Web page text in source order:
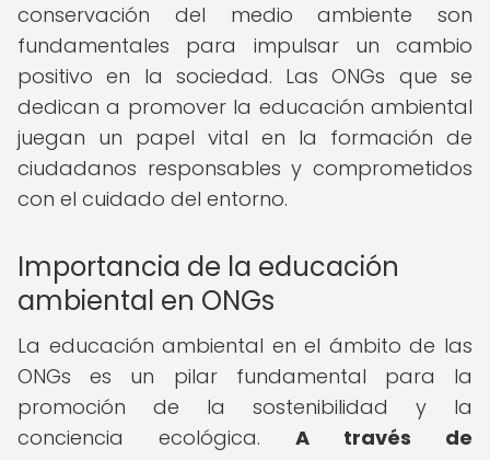
conservación del medio ambiente son
fundamentales para impulsar un cambio
positivo en la sociedad. Las ONGs que se
dedican a promover la educación ambiental
juegan un papel vital en la formación de
ciudadanos responsables y comprometidos
con el cuidado del entorno.
Importancia de la educación
ambiental en ONGs
La educación ambiental en el ámbito de las
ONGs es un pilar fundamental para la
promoción de la sostenibilidad y la
conciencia ecológica. A través de